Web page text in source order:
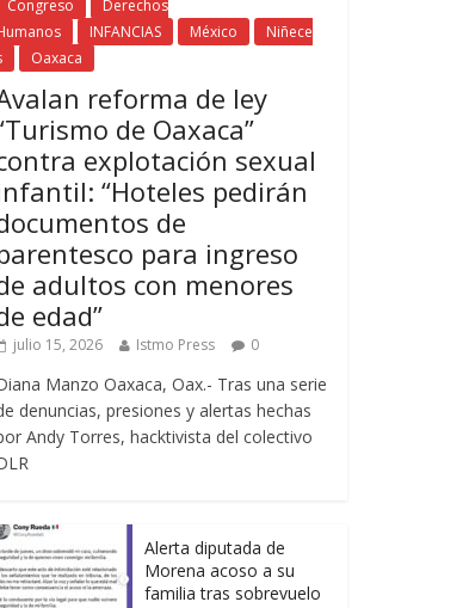
Congreso
Derechos
INFANCIAS México
Niñece
Oaxaca
reforma de ley
de Oaxaca”
explotación sexual
“Hoteles pedirán
de
para ingreso
adultos con menores
edad”
julio 15, 2026 Istmo Press 0
Manzo Oaxaca, Oax.- Tras una serie
denuncias, presiones y alertas hechas
Andy Torres, hacktivista del colectivo
Alerta diputada de
Morena acoso a su
familia tras sobrevuelo